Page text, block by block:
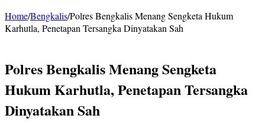
Home/Bengkalis/Polres Bengkalis Menang Sengketa Hukum
Karhutla, Penetapan Tersangka Dinyatakan Sah
Polres Bengkalis Menang Sengketa
Hukum Karhutla, Penetapan Tersangka
Dinyatakan Sah